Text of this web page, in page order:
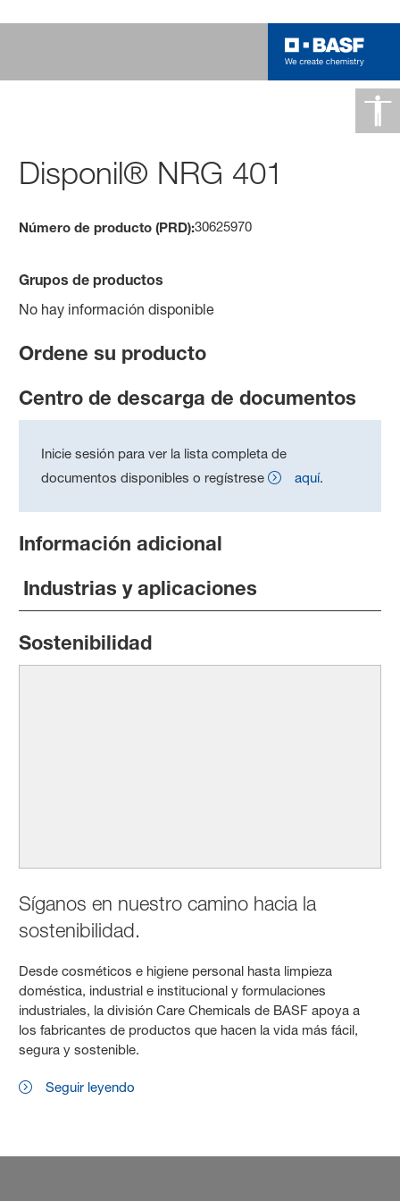
Disponil® NRG 401
Número de producto (PRD):30625970
Grupos de productos
No hay información disponible
Ordene su producto
Centro de descarga de documentos
Inicie sesión para ver la lista completa de
documentos disponibles o regístrese
aquí.
Información adicional
Industrias y aplicaciones
Sostenibilidad
Síganos en nuestro camino hacia la
sostenibilidad.
Desde cosméticos e higiene personal hasta limpieza
doméstica, industrial e institucional y formulaciones
industriales, la división Care Chemicals de BASF apoya a
los fabricantes de productos que hacen la vida más fácil,
segura y sostenible.
Seguir leyendo